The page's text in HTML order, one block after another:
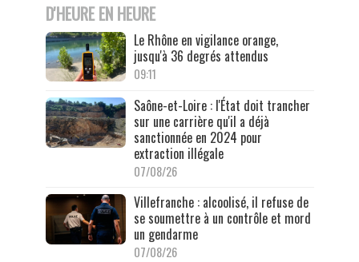
D'HEURE EN HEURE
Le Rhône en vigilance orange,
jusqu'à 36 degrés attendus
09:11
Saône-et-Loire : l'État doit trancher
sur une carrière qu'il a déjà
sanctionnée en 2024 pour
extraction illégale
07/08/26
Villefranche : alcoolisé, il refuse de
se soumettre à un contrôle et mord
un gendarme
07/08/26